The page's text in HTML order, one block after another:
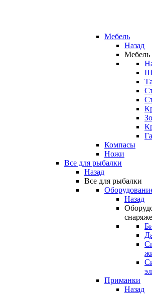
Мебель
Назад
Мебель
Компасы
Ножи
Все для рыбалки
Назад
Все для рыбалки
Назад
Приманки
Назад